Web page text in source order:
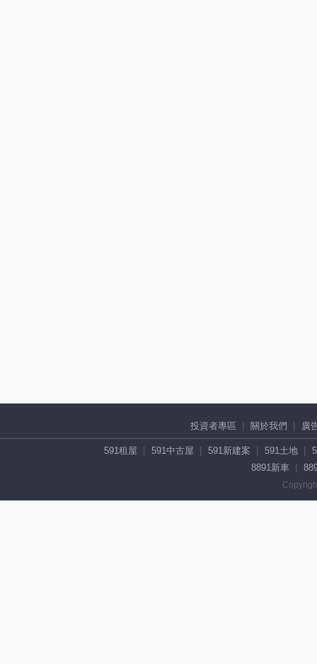
投資者專區 關於我們 廣
591租屋 591中古屋 591新建案 591土地
8891新車